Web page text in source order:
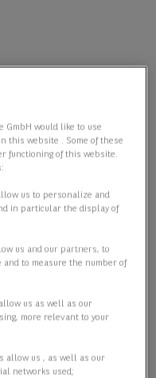
GmbH would like to use
this website . Some of these
functioning of this website.
us to personalize and
in particular the display of
us and our partners, to
and to measure the number of
us as well as our
more relevant to your
allow us , as well as our
networks used;